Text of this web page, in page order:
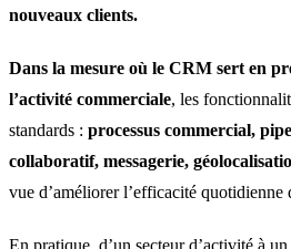
nouveaux clients.
Dans la mesure où le CRM sert en
l’activité commerciale, les
standards : processus commercial,
collaboratif, messagerie,
vue d’améliorer l’efficacité quotidienne
En pratique, d’un secteur d’activité à